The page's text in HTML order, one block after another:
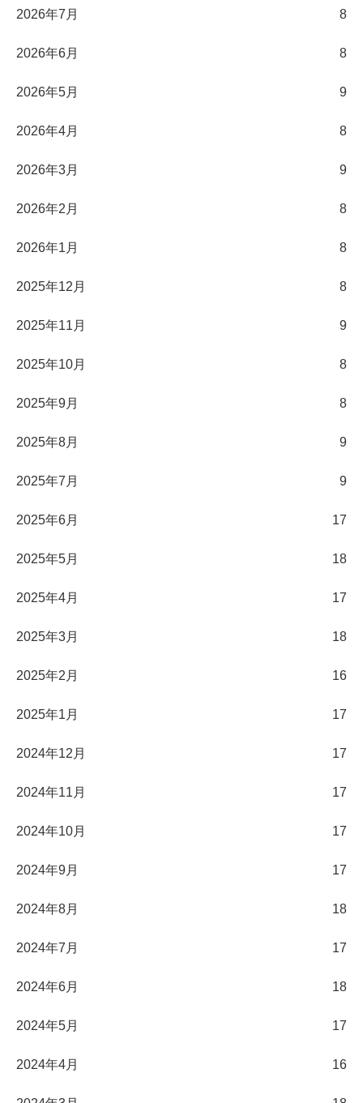
2026年7月 8
2026年6月 8
2026年5月 9
2026年4月 8
2026年3月 9
2026年2月 8
2026年1月 8
2025年12月 8
2025年11月 9
2025年10月 8
2025年9月 8
2025年8月 9
2025年7月 9
2025年6月 17
2025年5月 18
2025年4月 17
2025年3月 18
2025年2月 16
2025年1月 17
2024年12月 17
2024年11月 17
2024年10月 17
2024年9月 17
2024年8月 18
2024年7月 17
2024年6月 18
2024年5月 17
2024年4月 16